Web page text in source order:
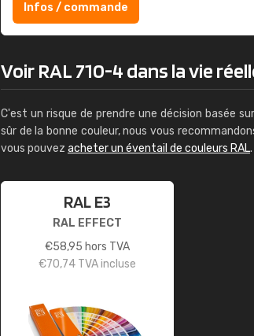
Infos / commande
Voir RAL 710-4 dans la vie
C'est un risque de prendre une décision basée
sûr de la bonne couleur, nous vous
vous pouvez acheter un éventail de couleurs RAL.
RAL E3
RAL EFFECT
€58,95 hors TVA
€70,74 TVA incluse